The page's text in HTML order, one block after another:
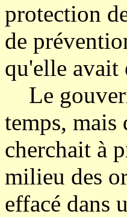
protection
de
qu'elle avait
Le
temps, mais
cherchait à
milieu des
effacé dans